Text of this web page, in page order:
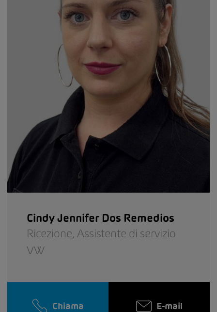
Cindy Jennifer Dos Remedios
Ricezione, Assistente di servizio
VW
Chiama E-mail